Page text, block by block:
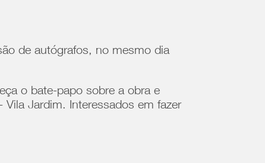
de autógrafos, no mesmo dia
o bate-papo sobre a obra e
Jardim. Interessados em fazer